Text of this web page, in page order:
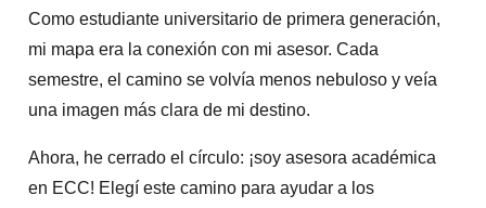
Como estudiante universitario de primera generación,
mi mapa era la conexión con mi asesor. Cada
semestre, el camino se volvía menos nebuloso y veía
una imagen más clara de mi destino.
Ahora, he cerrado el círculo: ¡soy asesora académica
en ECC! Elegí este camino para ayudar a los